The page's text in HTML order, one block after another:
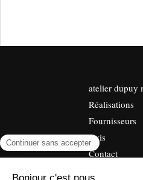
atelier dupuy
Réalisations
Fournisseurs
Avis
Contact
©2018 Atelier dupuy